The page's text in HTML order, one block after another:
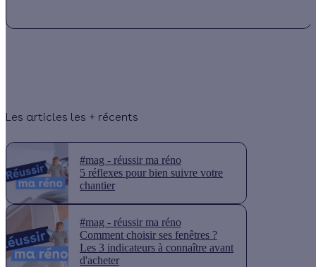
Les articles les + récents
#mag - réussir ma réno
5 réflexes pour bien suivre votre
chantier
#mag - réussir ma réno
Comment choisir ses fenêtres ?
Les 3 indicateurs à connaître avant
d'acheter